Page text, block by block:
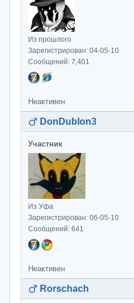
Из прошлого
Зарегистрирован: 04-05-10
Сообщений: 7,401
Неактивен
DonDublon3
Участник
Из Уфа
Зарегистрирован: 06-05-10
Сообщений: 641
Неактивен
Rorschach